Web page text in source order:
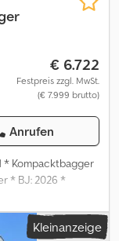
€ 6.722
Festpreis zzgl. MwSt.
(€ 7.999 brutto)
Anrufen
* Kompacktbagger
* BJ: 2026 *
x 2500mm *
9KW / 12PS * 5
* 360-Grad-
Kleinanzeige